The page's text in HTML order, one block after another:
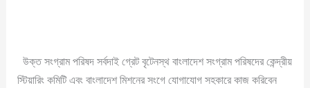
উক্ত সংগ্রাম পরিষদ সর্বদাই গ্রেট বৃটেনস্থ বাংলাদেশ সংগ্রাম পরিষদের কেন্দ্রীয়
স্টিয়ারিং কমিটি এবং বাংলাদেশ মিশনের সংগে যোগাযোগ সহকারে কাজ করিবেন